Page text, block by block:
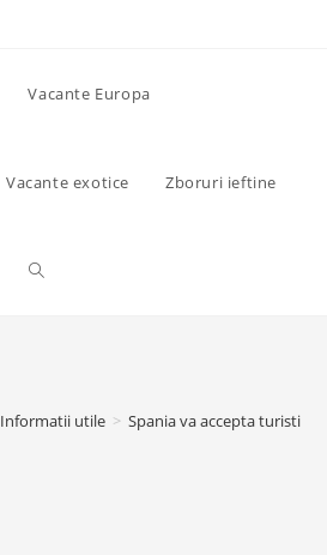
Vacante Europa
Vacante exotice Zboruri ieftine
Toggle
Informatii utile > Spania va accepta turisti